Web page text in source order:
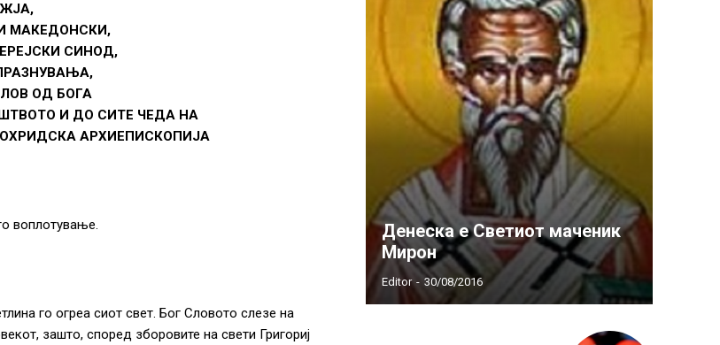
МАКЕДОНСКИ,
СИНОД,
ОД БОГА
И ДО СИТЕ ЧЕДА НА
АРХИЕПИСКОПИЈА
воплотување.
го огреа сиот свет. Бог Словото слезе на
зашто, според зборовите на свети Григориј
Денеска е Светиот маченик
Мирон
Editor - 30/08/2016